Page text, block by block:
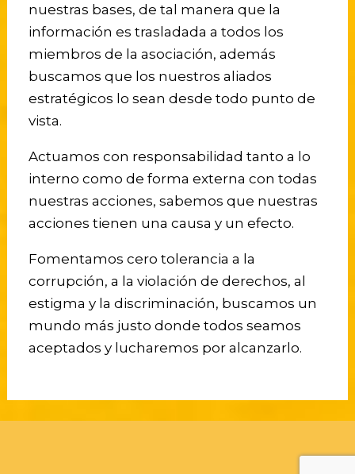
nuestras bases, de tal manera que la
información es trasladada a todos los
miembros de la asociación, además
buscamos que los nuestros aliados
estratégicos lo sean desde todo punto de
vista.
Actuamos con responsabilidad tanto a lo
interno como de forma externa con todas
nuestras acciones, sabemos que nuestras
acciones tienen una causa y un efecto.
Fomentamos cero tolerancia a la
corrupción, a la violación de derechos, al
estigma y la discriminación, buscamos un
mundo más justo donde todos seamos
aceptados y lucharemos por alcanzarlo.